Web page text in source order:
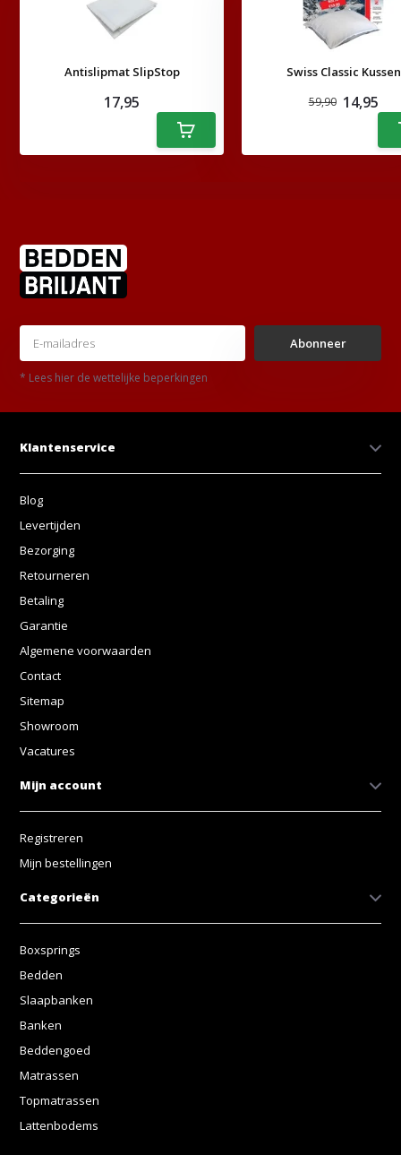
Antislipmat SlipStop
17,95
Swiss Classic Kussen
59,90 14,95
Abonneer
* Lees hier de wettelijke beperkingen
Klantenservice
Blog
Levertijden
Bezorging
Retourneren
Betaling
Garantie
Algemene voorwaarden
Contact
Sitemap
Showroom
Vacatures
Mijn account
Registreren
Mijn bestellingen
Categorieën
Boxsprings
Bedden
Slaapbanken
Banken
Beddengoed
Matrassen
Topmatrassen
Lattenbodems